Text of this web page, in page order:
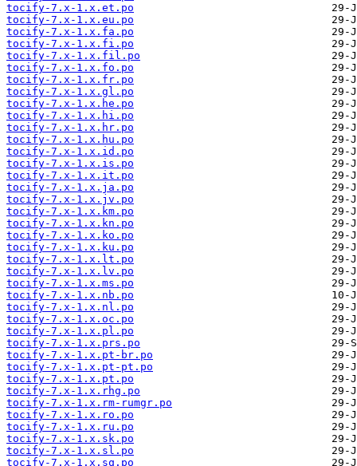
tocify-7.x-1.x.et.po
tocify-7.x-1.x.eu.po
tocify-7.x-1.x.fa.po
tocify-7.x-1.x.fi.po
tocify-7.x-1.x.fil.po
tocify-7.x-1.x.fo.po
tocify-7.x-1.x.fr.po
tocify-7.x-1.x.gl.po
tocify-7.x-1.x.he.po
tocify-7.x-1.x.hi.po
tocify-7.x-1.x.hr.po
tocify-7.x-1.x.hu.po
tocify-7.x-1.x.id.po
tocify-7.x-1.x.is.po
tocify-7.x-1.x.it.po
tocify-7.x-1.x.ja.po
tocify-7.x-1.x.jv.po
tocify-7.x-1.x.km.po
tocify-7.x-1.x.kn.po
tocify-7.x-1.x.ko.po
tocify-7.x-1.x.ku.po
tocify-7.x-1.x.lt.po
tocify-7.x-1.x.lv.po
tocify-7.x-1.x.ms.po
tocify-7.x-1.x.nb.po
tocify-7.x-1.x.nl.po
tocify-7.x-1.x.oc.po
tocify-7.x-1.x.pl.po
tocify-7.x-1.x.prs.po
tocify-7.x-1.x.pt-br.po
tocify-7.x-1.x.pt-pt.po
tocify-7.x-1.x.pt.po
tocify-7.x-1.x.rhg.po
tocify-7.x-1.x.rm-rumgr.po
tocify-7.x-1.x.ro.po
tocify-7.x-1.x.ru.po
tocify-7.x-1.x.sk.po
tocify-7.x-1.x.sl.po
tocify-7.x-1.x.sq.po